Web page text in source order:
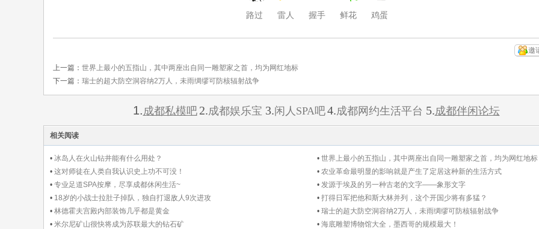
路过 雷人 握手 鲜花 鸡蛋
邀
上一篇： 世界上最小的五指山，其中两座出自同一雕塑家之首，均为网红地标
下一篇： 瑞士的超大防空洞容纳2万人，未雨绸缪可防核辐射战争
1.成都私模吧 2.成都娱乐宝 3.闲人SPA吧4.成都网约生活平台 5.成都伴闲论坛
相关阅读
• 冰岛人在火山钻井能有什么用处？ • 世界上最小的五指山，其中两座出自同一雕塑家之首，均为网红地标
• 这对师徒在人类自我认识史上功不可没！ • 农业革命最明显的影响就是产生了定居这种新的生活方式
• 专业足道SPA按摩，尽享成都休闲生活~ • 发源于埃及的另一种古老的文字——象形文字
• 18岁的小战士拉肚子掉队，独自打退敌人9次进攻 • 打得日军把他和斯大林并列，这个开国少将有多猛？
• 林德霍夫宫殿内部装饰几乎都是黄金 • 瑞士的超大防空洞容纳2万人，未雨绸缪可防核辐射战争
• 米尔尼矿山很快将成为苏联最大的钻石矿 • 海底雕塑博物馆大全，墨西哥的规模最大！